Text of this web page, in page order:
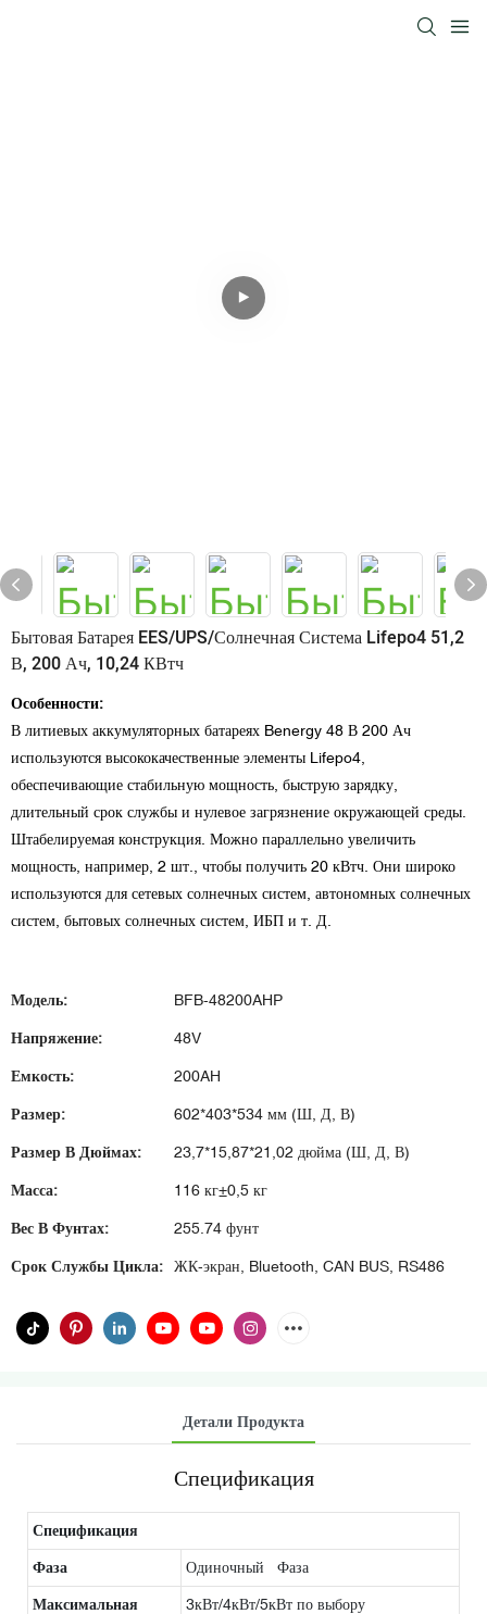
Бытовая Батарея EES/UPS/солнечная Система Lifepo4 51,2
В, 200 Ач, 10,24 КВтч
Особенности:
В литиевых аккумуляторных батареях Benergy 48 В 200 Ач
используются высококачественные элементы Lifepo4,
обеспечивающие стабильную мощность, быструю зарядку,
длительный срок службы и нулевое загрязнение окружающей среды.
Штабелируемая конструкция. Можно параллельно увеличить
мощность, например, 2 шт., чтобы получить 20 кВтч. Они широко
используются для сетевых солнечных систем, автономных солнечных
систем, бытовых солнечных систем, ИБП и т. Д.
Модель: BFB-48200AHP
Напряжение: 48V
Емкость: 200AH
Размер: 602*403*534 мм (Ш, Д, В)
Размер В Дюймах: 23,7*15,87*21,02 дюйма (Ш, Д, В)
Масса: 116 кг±0,5 кг
Вес В Фунтах: 255.74 фунт
Срок Службы Цикла: ЖК-экран, Bluetooth, CAN BUS, RS486
Детали Продукта
Спецификация
Спецификация
Фаза Одиночный Фаза
Максимальная
3кВт/4кВт/5кВт по выбору